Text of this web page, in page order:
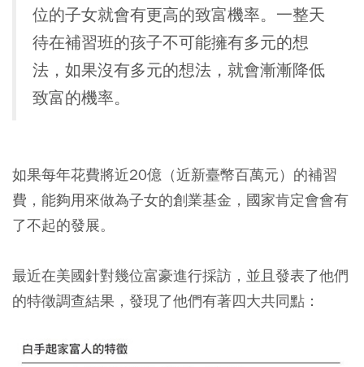
位的子女就會有更高的致富機率。一整天
待在補習班的孩子不可能擁有多元的想
法，如果沒有多元的想法，就會漸漸降低
致富的機率。
如果每年花費將近20億（近新臺幣百萬元）的補習
費，能夠用來做為子女的創業基金，國家肯定會會有
了不起的發展。
最近在美國針對幾位富豪進行採訪，並且發表了他們
的特徵調查結果，發現了他們有著四大共同點：